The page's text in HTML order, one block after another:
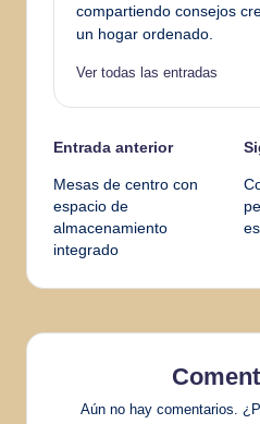
compartiendo consejos
un hogar ordenado.
Ver todas las entradas
Navegación
de
entradas
Entrada anterior
Mesas de centro con
espacio de
almacenamiento
integrado
Aún no hay comentarios.